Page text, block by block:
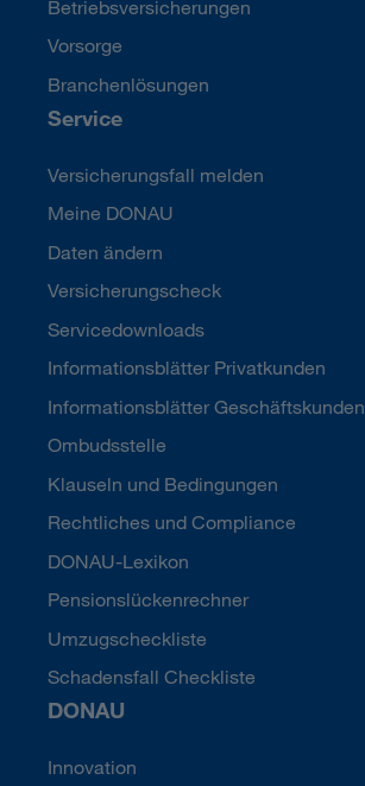
Betriebsversicherungen
Vorsorge
Branchenlösungen
Service
Versicherungsfall melden
Meine DONAU
Daten ändern
Versicherungscheck
Servicedownloads
Informationsblätter Privatkunden
Informationsblätter Geschäftskunden
Ombudsstelle
Klauseln und Bedingungen
Rechtliches und Compliance
DONAU-Lexikon
Pensionslückenrechner
Umzugscheckliste
Schadensfall Checkliste
DONAU
Innovation